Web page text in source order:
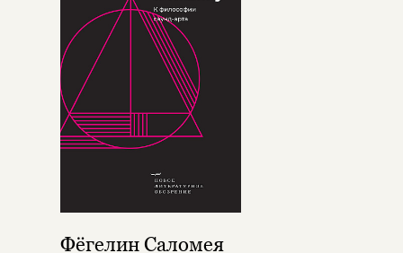
Фёгелин Саломея